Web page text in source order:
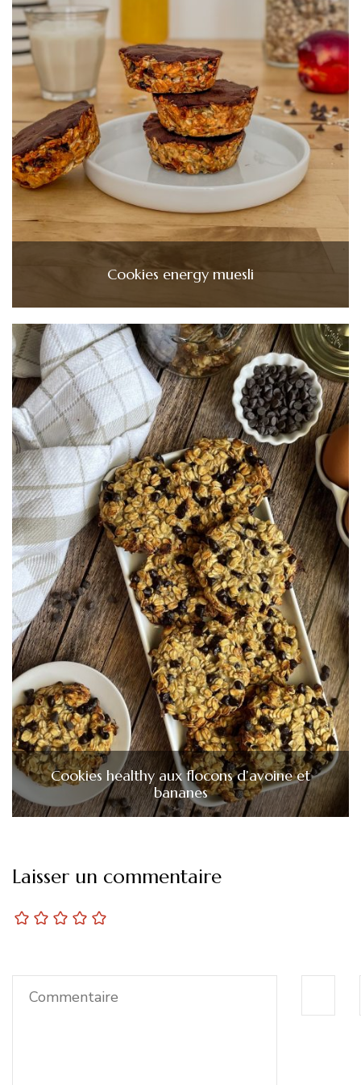
Cookies energy muesli
Cookies healthy aux flocons d’avoine et
bananes
Laisser un commentaire